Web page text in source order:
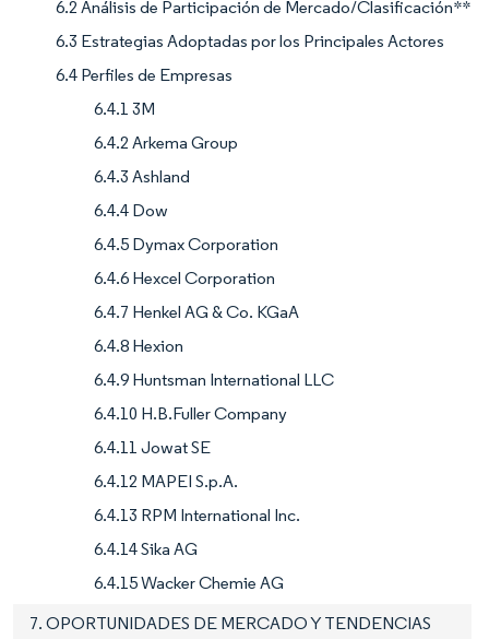
6.2 Análisis de Participación de Mercado/Clasificación**
6.3 Estrategias Adoptadas por los Principales Actores
6.4 Perfiles de Empresas
6.4.1 3M
6.4.2 Arkema Group
6.4.3 Ashland
6.4.4 Dow
6.4.5 Dymax Corporation
6.4.6 Hexcel Corporation
6.4.7 Henkel AG & Co. KGaA
6.4.8 Hexion
6.4.9 Huntsman International LLC
6.4.10 H.B.Fuller Company
6.4.11 Jowat SE
6.4.12 MAPEI S.p.A.
6.4.13 RPM International Inc.
6.4.14 Sika AG
6.4.15 Wacker Chemie AG
7. OPORTUNIDADES DE MERCADO Y TENDENCIAS